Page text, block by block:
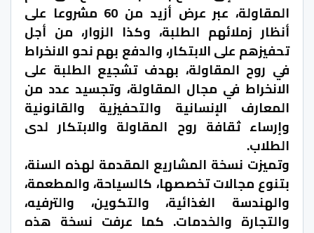
المقاولة، عبر عرض أزيد من 60 مشروعا على
أنظار زملائهم الطلبة، وكذا الزوار، من أجل
تحفيزهم على الابتكار، والدفع بهم نحو الانخراط
في روح المقاولة، بهدف تشجيع الطلبة على
الانخراط في مجال المقاولة، وتجسيد عدد من
المعارف الإنسانية والتحفيزية والقانونية
وإرساء ثقافة روح المقاولة والابتكار لدى
الطلاب.
وتميزت نسخة المشاريع المقدمة لهذه السنة،
بتنوع مجالات تخصصها، كالسياحة، والمطعمة،
والهندسة الغذائية، والتكوين، والترفيه،
والتجارة والخدمات. كما عرفت نسخة هذه